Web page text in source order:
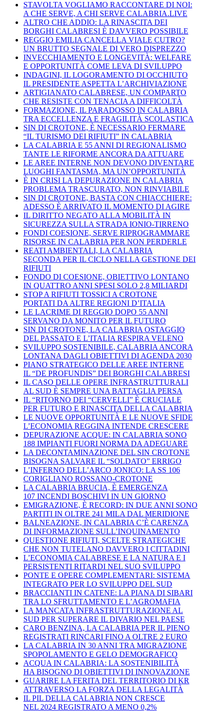
STAVOLTA VOGLIAMO RACCONTARE DI NOI:
A CHE SERVE, A CHI SERVE CALABRIA.LIVE
ALTRO CHE ADDIO: LA RINASCITA DEI
BORGHI CALABRESI È DAVVERO POSSIBILE
REGGIO EMILIA CANCELLA VIALE CUTRO?
UN BRUTTO SEGNALE DI VERO DISPREZZO
INVECCHIAMENTO E LONGEVITÀ: WELFARE
E OPPORTUNITÀ COME LEVA DI SVILUPPO
INDAGINI, IL LOGORAMENTO DI OCCHIUTO
IL PRESIDENTE ASPETTA L’ARCHIVIAZIONE
ARTIGIANATO CALABRESE, UN COMPARTO
CHE RESISTE CON TENACIA A DIFFICOLTÀ
FORMAZIONE, IL PARADOSSO IN CALABRIA
TRA ECCELLENZA E FRAGILITÀ SCOLASTICA
SIN DI CROTONE, È NECESSARIO FERMARE
“IL TURISMO DEI RIFIUTI” IN CALABRIA
LA CALABRIA E 55 ANNI DI REGIONALISMO
TANTE LE RIFORME ANCORA DA ATTUARE
LE AREE INTERNE NON DEVONO DIVENTARE
LUOGHI FANTASMA, MA UN’OPPORTUNITÀ
È IN CRISI LA DEPURAZIONE IN CALABRIA
PROBLEMA TRASCURATO, NON RINVIABILE
SIN DI CROTONE, BASTA CON CHIACCHIERE:
ADESSO È ARRIVATO IL MOMENTO DI AGIRE
IL DIRITTO NEGATO ALLA MOBILITÀ IN
SICUREZZA SULLA STRADA IONIO-TIRRENO
FONDI COESIONE, SERVE RIPROGRAMMARE
RISORSE IN CALABRIA PER NON PERDERLE
REATI AMBIENTALI, LA CALABRIA
SECONDA PER IL CICLO NELLA GESTIONE DEI
RIFIUTI
FONDO DI COESIONE, OBIETTIVO LONTANO
IN QUATTRO ANNI SPESI SOLO 2,8 MILIARDI
STOP A RIFIUTI TOSSICI A CROTONE
PORTATI DA ALTRE REGIONI D’ITALIA
LE LACRIME DI REGGIO DOPO 55 ANNI
SERVANO DA MONITO PER IL FUTURO
SIN DI CROTONE, LA CALABRIA OSTAGGIO
DEL PASSATO E L’ITALIA RESPIRA VELENO
SVILUPPO SOSTENIBILE, CALABRIA ANCORA
LONTANA DAGLI OBIETTIVI DI AGENDA 2030
PIANO STRATEGICO DELLE AREE INTERNE
IL “DE PROFUNDIS” DEI BORGHI CALABRESI
IL CASO DELLE OPERE INFRASTRUTTURALI
AL SUD È SEMPRE UNA BATTAGLIA PERSA
IL “RITORNO DEI “CERVELLI” È CRUCIALE
PER FUTURO E RINASCITA DELLA CALABRIA
LE NUOVE OPPORTUNITÀ E LE NUOVE SFIDE
L’ECONOMIA REGGINA INTENDE CRESCERE
DEPURAZIONE ACQUE: IN CALABRIA SONO
188 IMPIANTI FUORI NORMA DA ADEGUARE
LA DECONTAMINAZIONE DEL SIN CROTONE
BISOGNA SALVARE IL “SOLDATO” ERRIGO
L’INFERNO DELL’ARCO JONICO: LA SS 106
CORIGLIANO ROSSANO-CROTONE
LA CALABRIA BRUCIA, È EMERGENZA
107 INCENDI BOSCHIVI IN UN GIORNO
EMIGRAZIONE, È RECORD: IN DUE ANNI SONO
PARTITI IN OLTRE 241 MILA DAL MERIDIONE
BALNEAZIONE, IN CALABRIA C’È CARENZA
DI INFORMAZIONE SULL’INQUINAMENTO
QUESTIONE RIFIUTI, SCELTE STRATEGICHE
CHE NON TUTELANO DAVVERO I CITTADINI
L’ECONOMIA CALABRESE E LA NATURA E I
PERSISTENTI RITARDI NEL SUO SVILUPPO
PONTE E OPERE COMPLEMENTARI: SISTEMA
INTEGRATO PER LO SVILUPPO DEL SUD
BRACCIANTI IN CATENE: LA PIANA DI SIBARI
TRA LO SFRUTTAMENTO E L’AGROMAFIA
LA MANCATA INFRASTRUTTURAZIONE AL
SUD PER SUPERARE IL DIVARIO NEL PAESE
CARO BENZINA, LA CALABRIA PER IL PIENO
REGISTRATI RINCARI FINO A OLTRE 2 EURO
LA CALABRIA IN 30 ANNI TRA MIGRAZIONE
SPOPOLAMENTO E GELO DEMOGRAFICO
ACQUA IN CALABRIA: LA SOSTENIBILITÀ
HA BISOGNO DI OBIETTIVI DI INNOVAZIONE
GUARIRE LA FERITA DEL TERRITORIO DI KR
ATTRAVERSO LA FORZA DELLA LEGALITÀ
IL PIL DELLA CALABRIA NON CRESCE
NEL 2024 REGISTRATO A MENO 0,2%